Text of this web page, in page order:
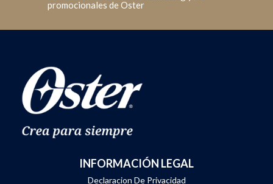
promocionales de Oster
INFORMACIÓN LEGAL
Declaracion De Privacidad